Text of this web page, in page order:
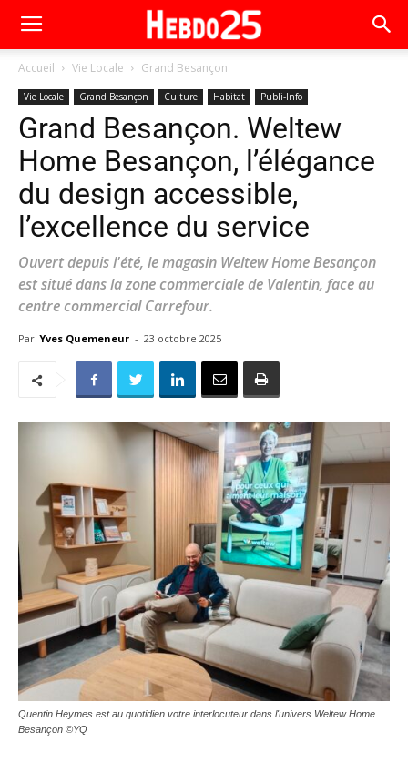
Accueil Vie Locale Grand Besançon
Vie Locale Grand Besançon Culture Habitat Publi-Info
Grand Besançon. Weltew
Home Besançon, l’élégance
du design accessible,
l’excellence du service
Ouvert depuis l'été, le magasin Weltew Home Besançon
est situé dans la zone commerciale de Valentin, face au
centre commercial Carrefour.
Par Yves Quemeneur - 23 octobre 2025
Quentin Heymes est au quotidien votre interlocuteur dans l'univers Weltew Home
Besançon ©YQ